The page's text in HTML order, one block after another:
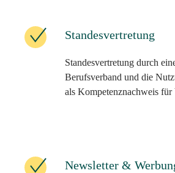
Standesvertretung
Standesvertretung durch
Berufsverband und die
als Kompetenznachweis
Newsletter &